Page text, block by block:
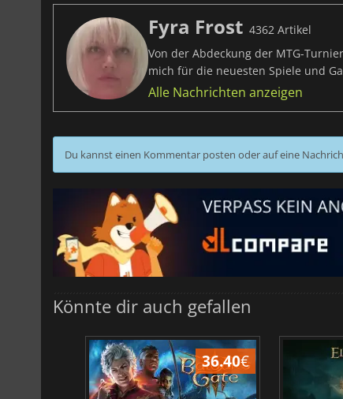
Fyra Frost 4362 Artikel
Von der Abdeckung der MTG-
mich für die neuesten Spiele und
Alle Nachrichten anzeigen
Du kannst einen Kommentar posten oder auf eine
Könnte dir auch gefallen
36.40€